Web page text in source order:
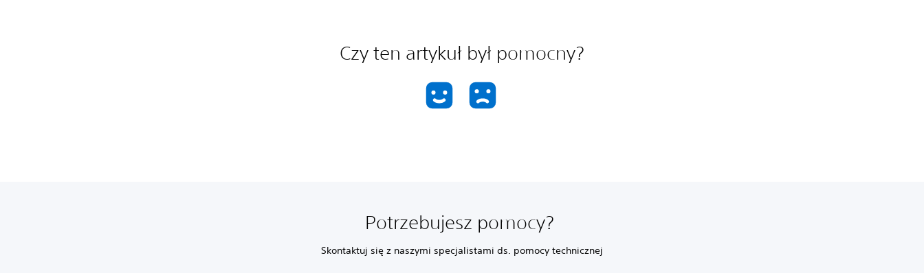
Czy ten artykuł był pomocny?
Potrzebujesz pomocy?
Skontaktuj się z naszymi specjalistami ds. pomocy technicznej